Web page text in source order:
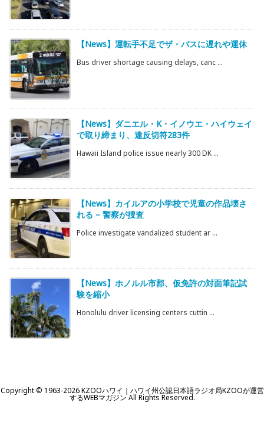
【News】運転手不足でザ・バスに遅れや運休
Bus driver shortage causing delays, canc ...
【News】ダニエル・K・イノウエ・ハイウェイ
で取り締まり、違反切符283件
Hawaii Island police issue nearly 300 DK ...
【News】カイルアの小学校で児童の作品壊さ
れる – 警察が捜査
Police investigate vandalized student ar ...
【News】ホノルル市郡、仮免許の対面筆記試
験を縮小
Honolulu driver licensing centers cuttin ...
Copyright © 1963-2026KZOOハワイ｜ハワイ州公認日本語ラジオ局KZOOが運営
するWEBマガジンAll Rights Reserved.